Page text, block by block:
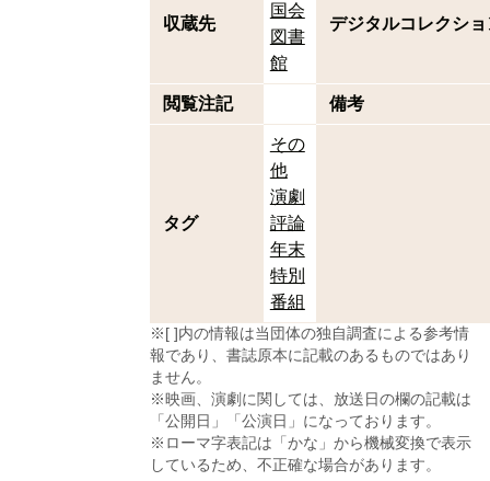
収蔵先
国会
図書
館
デジタルコレクショ
閲覧注記 備考
タグ
その
他
演劇
評論
年末
特別
番組
※[ ]内の情報は当団体の独自調査による参考情
報であり、書誌原本に記載のあるものではあり
ません。
※映画、演劇に関しては、放送日の欄の記載は
「公開日」「公演日」になっております。
※ローマ字表記は「かな」から機械変換で表示
しているため、不正確な場合があります。